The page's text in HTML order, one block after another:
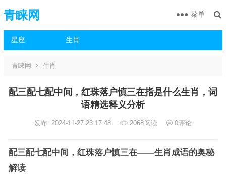
青睐网
星座 生肖
菜单
青睐网 生肖
配三配七配中间，红珠落户慎三在指是什么生肖，词
语精选释义分析
发布: 2024-11-27 23:17:48 2068阅读 0评论
配三配七配中间，红珠落户慎三在——生肖成语的奥秘
解读